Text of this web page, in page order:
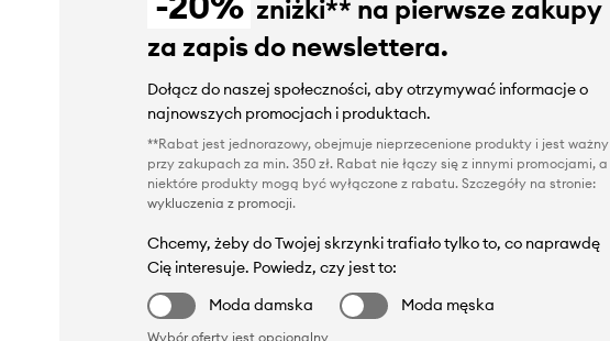
zniżki** na pierwsze zakupy
za zapis do newslettera.
Dołącz do naszej społeczności, aby otrzymywać informacje o
najnowszych promocjach i produktach.
**Rabat jest jednorazowy, obejmuje nieprzecenione produkty i jest ważny
przy zakupach za min. 350 zł. Rabat nie łączy się z innymi promocjami, a
niektóre produkty mogą być wyłączone z rabatu. Szczegóły na stronie:
wykluczenia z promocji.
Chcemy, żeby do Twojej skrzynki trafiało tylko to, co naprawdę
Cię interesuje. Powiedz, czy jest to:
Moda damska
Moda męska
Wybór oferty jest opcjonalny